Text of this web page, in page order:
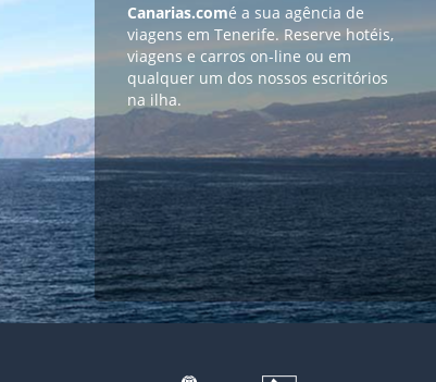
Canarias.comé a sua agência de
viagens em Tenerife. Reserve hotéis,
viagens e carros on-line ou em
qualquer um dos nossos escritórios
na ilha.